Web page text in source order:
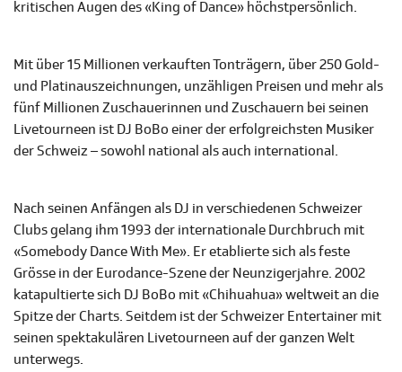
kritischen Augen des «King of Dance» höchstpersönlich.
Mit über 15 Millionen verkauften Tonträgern, über 250 Gold-
und Platinauszeichnungen, unzähligen Preisen und mehr als
fünf Millionen Zuschauerinnen und Zuschauern bei seinen
Livetourneen ist DJ BoBo einer der erfolgreichsten Musiker
der Schweiz – sowohl national als auch international.
Nach seinen Anfängen als DJ in verschiedenen Schweizer
Clubs gelang ihm 1993 der internationale Durchbruch mit
«Somebody Dance With Me». Er etablierte sich als feste
Grösse in der Eurodance-Szene der Neunzigerjahre. 2002
katapultierte sich DJ BoBo mit «Chihuahua» weltweit an die
Spitze der Charts. Seitdem ist der Schweizer Entertainer mit
seinen spektakulären Livetourneen auf der ganzen Welt
unterwegs.